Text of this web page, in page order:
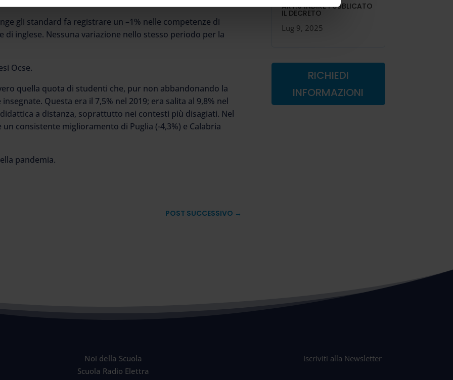
gli standard fa registrare un –1% nelle competenze di
di inglese. Nessuna variazione nello stesso periodo per la
Ocse.
quella quota di studenti che, pur non abbandonando la
Questa era il 7,5% nel 2019; era salita al 9,8% nel
a distanza, soprattutto nei contesti più disagiati. Nel
consistente miglioramento di Puglia (-4,3%) e Calabria
pandemia.
POST SUCCESSIVO →
ART.6 INDIRE PUBBLICATO
IL DECRETO
Lug 9, 2025
RICHIEDI
INFORMAZIONI
Noi della Scuola
Scuola Radio Elettra
Iscriviti alla Newsletter